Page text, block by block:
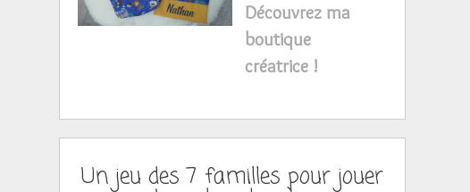
Découvrez ma
boutique
créatrice !
Un jeu des 7 familles pour jouer